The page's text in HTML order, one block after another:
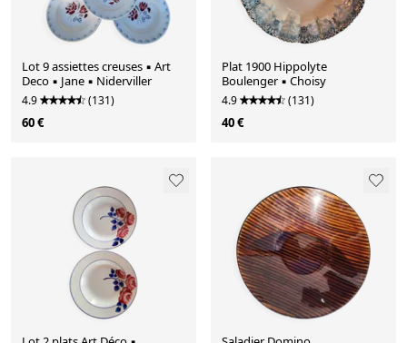
Lot 9 assiettes creuses ▪︎ Art
Deco ▪︎ Jane ▪︎ Niderviller
4.9 (131)
60 €
Plat 1900 Hippolyte
Boulenger ▪︎ Choisy
4.9 (131)
40 €